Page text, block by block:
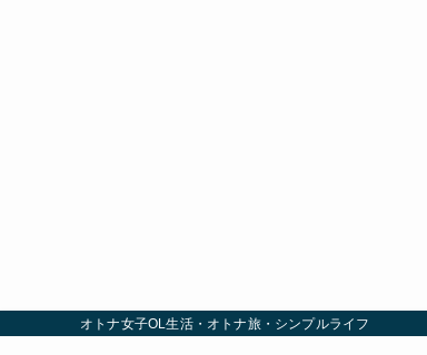
オトナ女子OL生活・オトナ旅・シンプルライフ